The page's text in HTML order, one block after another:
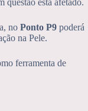
questão está afetado.
no Ponto P9 poderá
na Pele.
ferramenta de